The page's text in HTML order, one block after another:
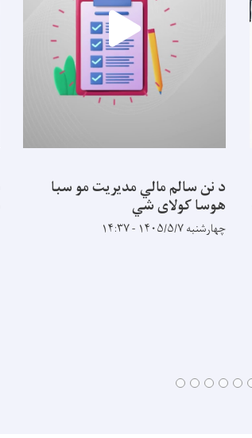
د نن سالم مالي مدیریت مو سبا
هوسا کولای شي
چهارشنبه ۱۴۰۵/۵/۷ - ۱۴:۳۷